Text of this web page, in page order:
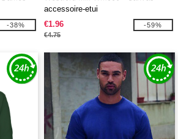
-38%
accessoire-etui
€1.96
€4.75
-59%